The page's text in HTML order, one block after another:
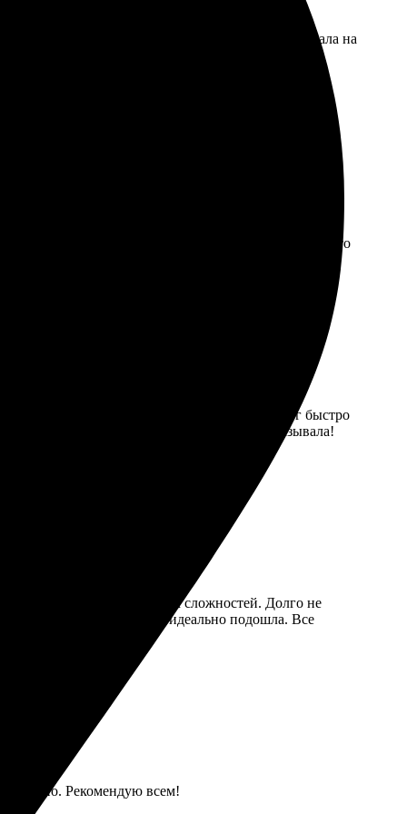
заказа простое. Есть варианты рамок, выбирала на
Теперь планирую заказывать и другие
услугу. Загрузила изображение без проблем.
Буду заказывать снова. Рекомендую всем, кто
Интуитивно понятный интерфейс помог быстро
качеством. Всё в точности, как заказывала!
интуитивный, никаких сложностей. Долго не
тоже порадовала — идеально подошла. Все
Рекомендую всем!